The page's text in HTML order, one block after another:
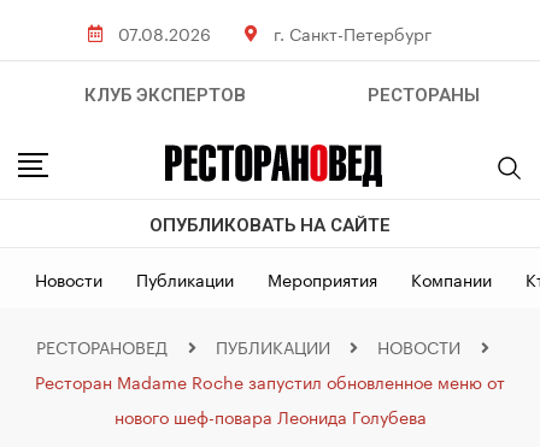
07.08.2026 г. Санкт-Петербург
КЛУБ ЭКСПЕРТОВ РЕСТОРАНЫ
ОПУБЛИКОВАТЬ НА САЙТЕ
Новости Публикации Мероприятия Компании
РЕСТОРАНОВЕД ПУБЛИКАЦИИ
НОВОСТИ
Ресторан Madame Roche запустил обновленное меню от
нового шеф-повара Леонида Голубева